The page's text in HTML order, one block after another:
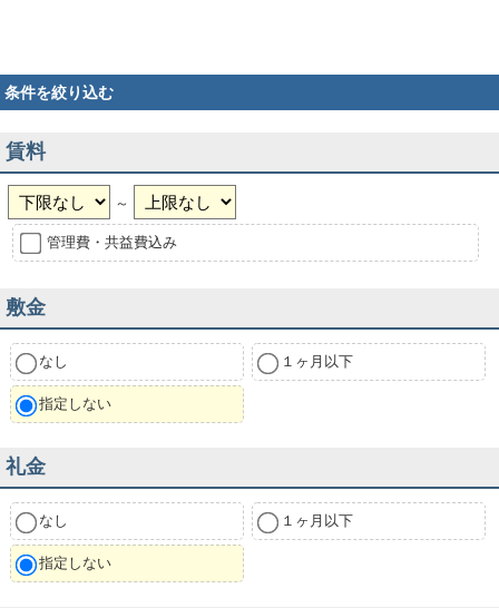
条件を絞り込む
賃料
～
管理費・共益費込み
敷金
なし １ヶ月以下
指定しない
礼金
なし １ヶ月以下
指定しない